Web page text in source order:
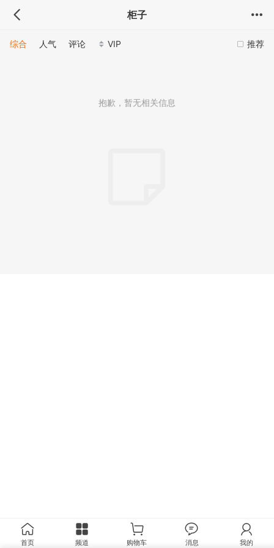
柜子
推荐
综合 人气 评论 VIP
抱歉，暂无相关信息
首页 频道 购物车 消息 我的